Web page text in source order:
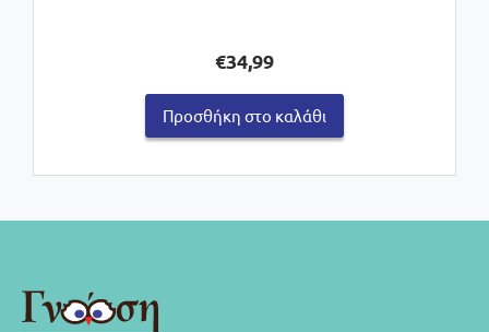
€34,99
Προσθήκη στο καλάθι